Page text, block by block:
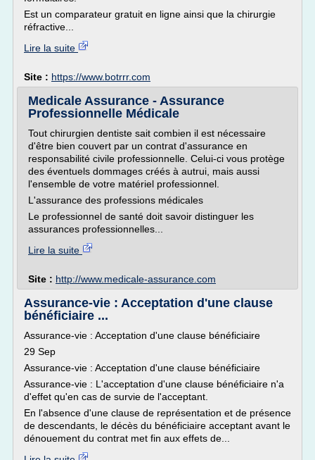
Est un comparateur gratuit en ligne ainsi que la chirurgie
réfractive...
Lire la suite
Site : https://www.botrrr.com
Medicale Assurance - Assurance
Professionnelle Médicale
Tout chirurgien dentiste sait combien il est nécessaire
d'être bien couvert par un contrat d'assurance en
responsabilité civile professionnelle. Celui-ci vous protège
des éventuels dommages créés à autrui, mais aussi
l'ensemble de votre matériel professionnel.
L'assurance des professions médicales
Le professionnel de santé doit savoir distinguer les
assurances professionnelles...
Lire la suite
Site : http://www.medicale-assurance.com
Assurance-vie : Acceptation d'une clause
bénéficiaire ...
Assurance-vie : Acceptation d'une clause bénéficiaire
29 Sep
Assurance-vie : Acceptation d'une clause bénéficiaire
Assurance-vie : L'acceptation d'une clause bénéficiaire n'a
d'effet qu'en cas de survie de l'acceptant.
En l'absence d'une clause de représentation et de présence
de descendants, le décès du bénéficiaire acceptant avant le
dénouement du contrat met fin aux effets de...